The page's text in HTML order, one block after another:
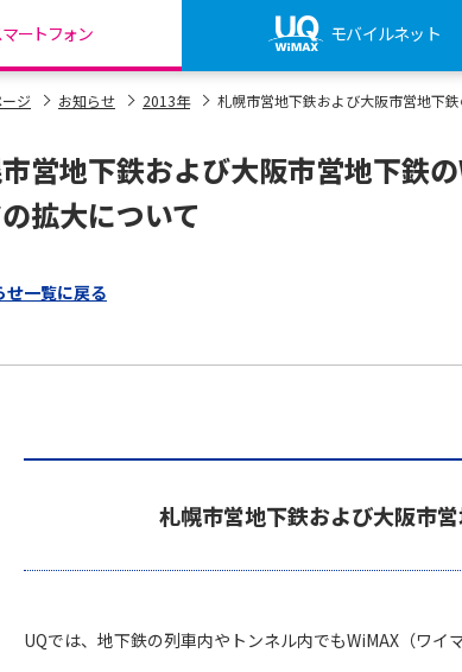
マートフォン モバイルネット
mobile
ご契約の方
ジ お知らせ 2013年 札幌市営地下鉄および大阪市営地下
営地下鉄および大阪市営地下鉄
拡大について
せ一覧に戻る
札幌市営地下鉄および大阪市
UQでは、地下鉄の列車内やトンネル内でもWiMAX（ワ